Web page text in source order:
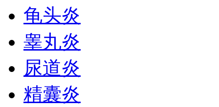
龟头炎
睾丸炎
尿道炎
精囊炎